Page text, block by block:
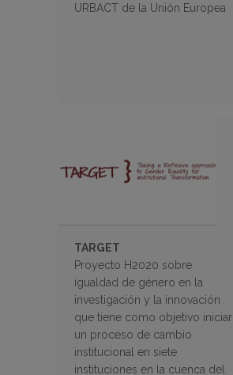
URBACT de la Unión Europea
TARGET
Proyecto H2020 sobre
igualdad de género en la
investigación y la innovación
que tiene como objetivo iniciar
un proceso de cambio
institucional en siete
instituciones en la cuenca del